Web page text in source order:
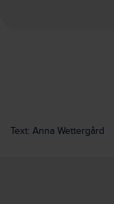
Text: Anna Wettergård